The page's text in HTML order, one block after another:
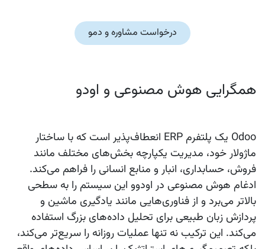
درخواست مشاوره و دمو
همگرایی هوش مصنوعی و اودو
Odoo
یک پلتفرم ERP انعطاف‌پذیر است که با ساختار
ماژولار خود، مدیریت یکپارچه بخش‌های مختلف مانند
فروش، حسابداری، انبار و منابع انسانی را فراهم می‌کند.
ادغام هوش مصنوعی در اودوو این سیستم را به سطحی
بالاتر می‌برد و از فناوری‌هایی مانند یادگیری ماشین و
پردازش زبان طبیعی برای تحلیل داده‌های بزرگ استفاده
می‌کند. این ترکیب نه تنها عملیات روزانه را سریع‌تر می‌کند،